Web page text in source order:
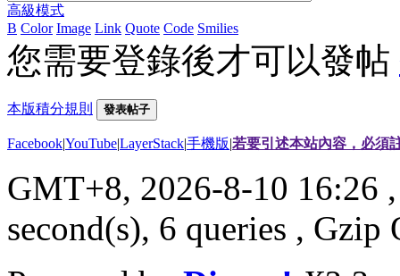
高級模式
B Color Image Link Quote Code Smilies
您需要登錄後才可以發帖
本版積分規則 發表帖子
Facebook|YouTube|LayerStack|手機版|若要引述本站內容，必須
GMT+8, 2026-8-10 16:26
second(s), 6 queries , Gzip